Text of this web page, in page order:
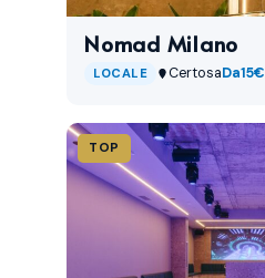
Nomad Milano
LOCALE CertosaDa15€
TOP